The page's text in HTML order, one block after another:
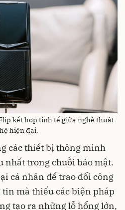
kết hợp tinh tế giữa nghệ thuật
hiện đại.
các thiết bị thông minh
nhất trong chuỗi bảo mật.
cá nhân để trao đổi công
mà thiếu các biện pháp
tạo ra những lỗ hổng lớn,